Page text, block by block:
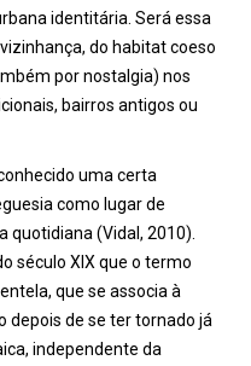
identitária. Será essa
do habitat coeso
por nostalgia) nos
bairros antigos ou
uma certa
como lugar de
quotidiana (Vidal, 2010).
século XIX que o termo
que se associa à
depois de se ter tornado já
independente da